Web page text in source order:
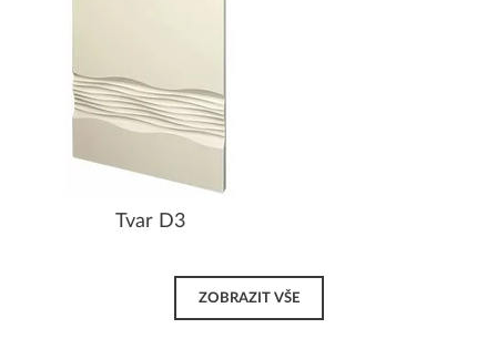
Tvar D3
ZOBRAZIT VŠE